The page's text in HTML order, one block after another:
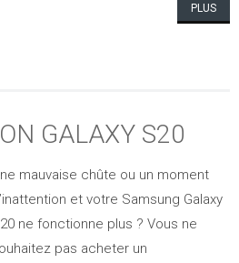
PLUS
GALAXY S20
mauvaise chûte ou un moment
et votre Samsung Galaxy
ne fonctionne plus ? Vous ne
pas acheter un